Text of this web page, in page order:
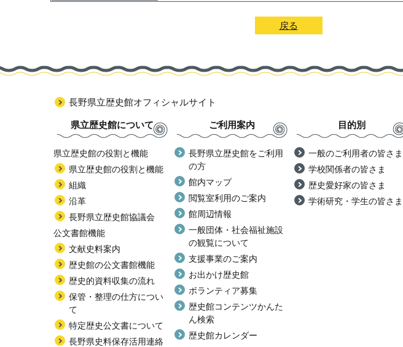
戻る
長野県立歴史館オフィシャルサイト
県立歴史館について
県立歴史館の役割と機能
県立歴史館の役割と機能
組織
沿革
長野県立歴史館協議会
公文書館機能
文献史料案内
歴史館の公文書館機能
歴史的資料収集の流れ
保管・整理の仕方につい
て
特定歴史公文書について
長野県史料保存活用連絡
ご利用案内
長野県立歴史館をご利用
の方
館内マップ
閲覧室利用のご案内
館周辺情報
一般団体・社会福祉施設
の観覧について
支援事業のご案内
お出かけ歴史館
ボランティア募集
歴史館コンテンツかんた
ん検索
歴史館カレンダー
目的別
一般のご利用者の皆さま
学校関係者の皆さま
歴史愛好家の皆さま
学術研究・学生の皆さま